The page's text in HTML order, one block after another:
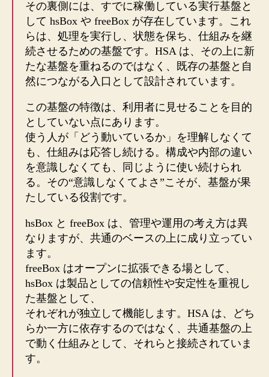
その裏側には、すでに稼働している実行基盤と
して hsBox や freeBox が存在しています。これ
らは、処理を実行し、状態を保ち、仕組みを継
続させるための基盤です。HSA は、その上に新
たな基盤を重ねるのではなく、既存の基盤と自
然につながる入口として設計されています。
この基盤の特徴は、利用者に見せることを目的
としていない点にあります。
使う人が「どう動いているか」を理解しなくて
も、仕組みは応答し続ける。構成や内部の違い
を意識しなくても、同じように使い続けられ
る。その“意識しなくてよさ”こそが、基盤が果
たしている役割です。
hsBox と freeBox は、管理や運用の考え方は異
なりますが、共通のベースの上に成り立ってい
ます。
freeBox はオープンに拡張できる場として、
hsBox は製品としての信頼性や安定性を重視し
た基盤として、
それぞれが独立して機能します。HSA は、どち
らか一方に依存するのではなく、共通基盤の上
で動く仕組みとして、それらと接続されていま
す。